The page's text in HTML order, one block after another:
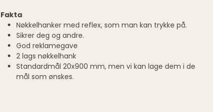
Fakta
Nøkkelhanker med reflex, som man kan trykke på.
Sikrer deg og andre.
God reklamegave
2 lags nøkkelhank
Standardmål 20x900 mm, men vi kan lage dem i de
mål som ønskes.